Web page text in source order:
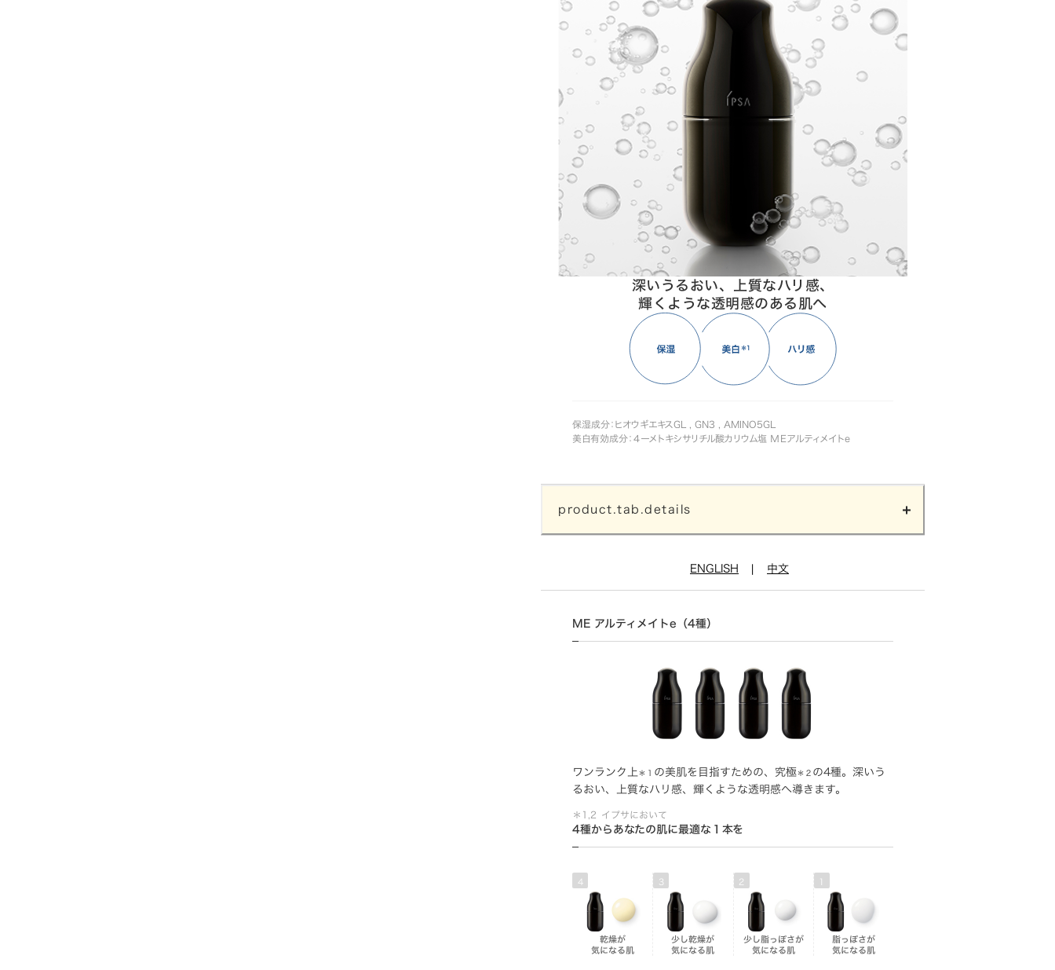
深いうるおい、上質なハリ感、
輝くような透明感のある肌へ
保湿成分：ヒオウギエキスGL , GN3 , AMINO5GL
美白有効成分：４ーメトキシサリチル酸カリウム塩 ＭＥアルティメイトe
product.tab.details
ENGLISH 中文
ME アルティメイトe（4種）
ワンランク上 ＊１ の美肌を目指すための、究極＊２ の4種。深いう
るおい、上質なハリ感、輝くような透明感へ導きます。
＊1,2 イプサにおいて
4種からあなたの肌に最適な１本を
4
乾燥が
気になる肌
3
少し乾燥が
気になる肌
2
少し脂っぽさが
気になる肌
脂っぽさが
気になる肌